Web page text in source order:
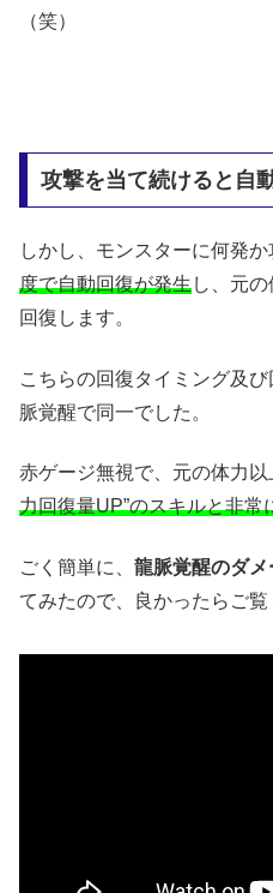
（笑）
攻撃を当て続けると自
しかし、モンスターに何発か
度で自動回復が発生し、元
回復します。
こちらの回復タイミング及
脈覚醒で同一でした。
赤ゲージ無視で、元の体力以
力回復量UP”のスキルと非常
ごく簡単に、 龍脈覚醒のダ
てみたので、良かったらご覧